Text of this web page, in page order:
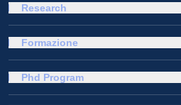
Research
Formazione
Phd Program